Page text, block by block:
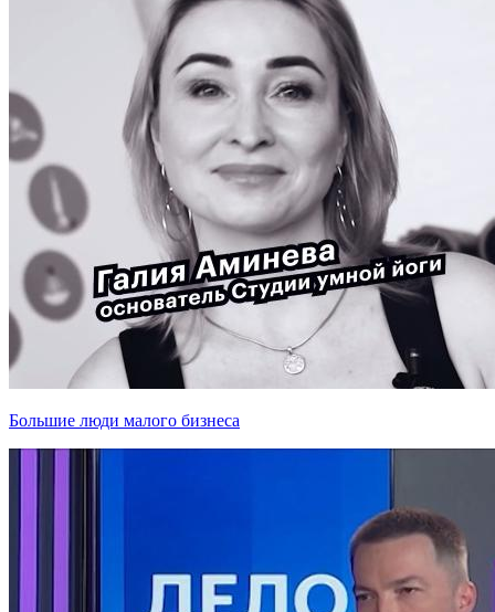
Большие люди малого бизнеса